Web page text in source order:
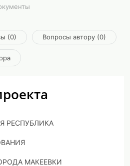
(0) Вопросы автору (0)
РЕСПУБЛИКА
МАКЕЕВКИ